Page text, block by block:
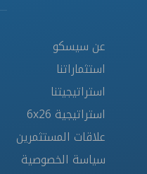
عن سيسكو
استثماراتنا
استراتيجيتنا
استراتيجية 6x26
علاقات المستثمرين
سياسة الخصوصية